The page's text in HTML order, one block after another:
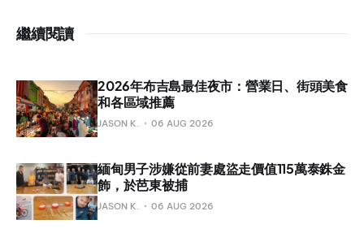
繼續閱讀
2026年布吉島最佳夜市：營業日、街頭美食
和各區域推薦
JASON K. 06 AUG 2026
緬甸男子涉嫌從前妻處盜走價值115萬泰銖金
飾，於芭東被捕
JASON K. 06 AUG 2026